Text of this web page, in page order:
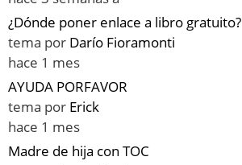
¿Dónde poner enlace a libro gratuito?
tema por Darío Fioramonti
hace 1 mes
AYUDA PORFAVOR
tema por Erick
hace 1 mes
Madre de hija con TOC